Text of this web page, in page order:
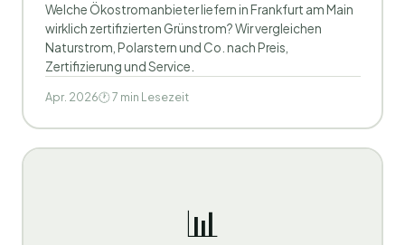
Welche Ökostromanbieter liefern in Frankfurt am Main
wirklich zertifizierten Grünstrom? Wir vergleichen
Naturstrom, Polarstern und Co. nach Preis,
Zertifizierung und Service.
Apr. 2026🕐 7 min Lesezeit
📊